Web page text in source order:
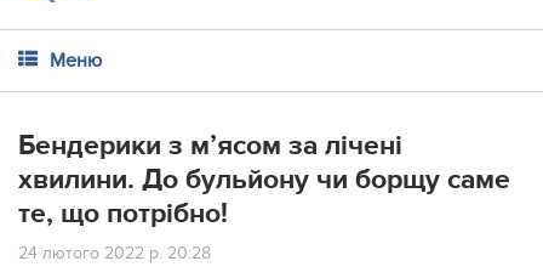
Меню
Бендерики з м’ясом за лічені
хвилини. До бульйону чи борщу саме
те, що потрібно!
24 лютого 2022 р. 20:28